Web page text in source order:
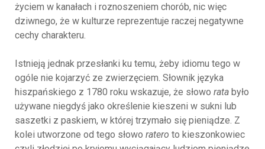
życiem w kanałach i roznoszeniem chorób, nic więc
dziwnego, że w kulturze reprezentuje raczej negatywne
cechy charakteru.
Istnieją jednak przesłanki ku temu, żeby idiomu tego w
ogóle nie kojarzyć ze zwierzęciem. Słownik języka
hiszpańskiego z 1780 roku wskazuje, że słowo rata było
używane niegdyś jako określenie kieszeni w sukni lub
saszetki z paskiem, w której trzymało się pieniądze. Z
kolei utworzone od tego słowo ratero to kieszonkowiec